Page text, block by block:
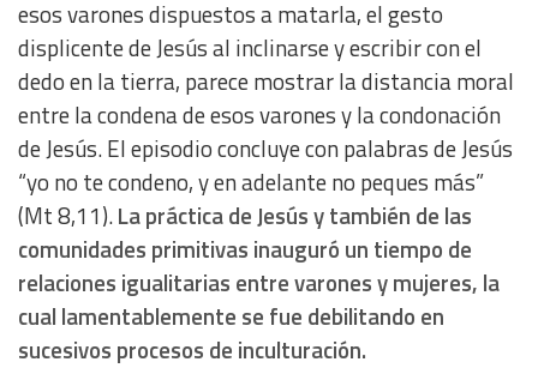
esos varones dispuestos a matarla, el gesto
displicente de Jesús al inclinarse y escribir con el
dedo en la tierra, parece mostrar la distancia moral
entre la condena de esos varones y la condonación
de Jesús. El episodio concluye con palabras de Jesús
“yo no te condeno, y en adelante no peques más”
(Mt 8,11).La práctica de Jesús y también de las
comunidades primitivas inauguró un tiempo de
relaciones igualitarias entre varones y mujeres, la
cual lamentablemente se fue debilitando en
sucesivos procesos de inculturación.
Functional
Advertising